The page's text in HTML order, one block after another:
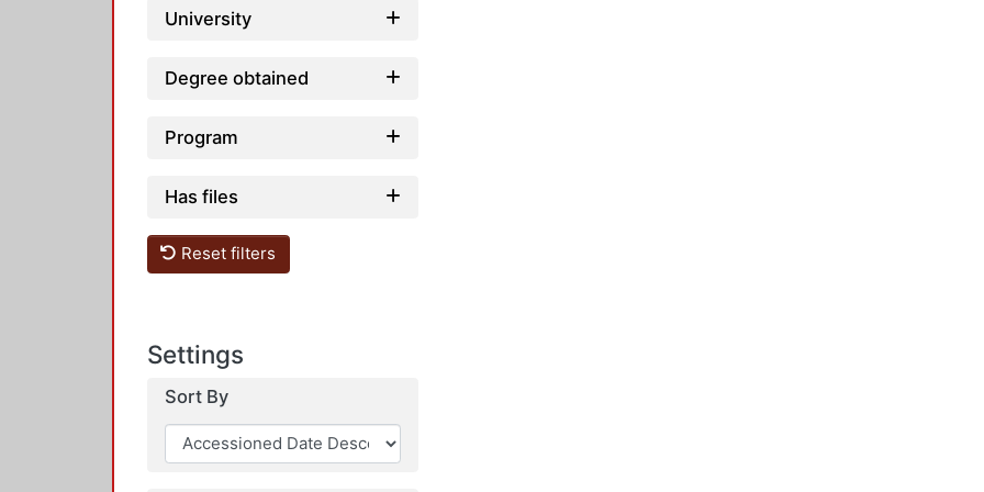
University
Degree obtained
Program
Has files
Reset filters
Settings
Sort By